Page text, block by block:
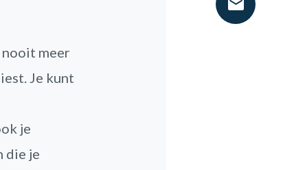
meer
Je kunt
je
die je